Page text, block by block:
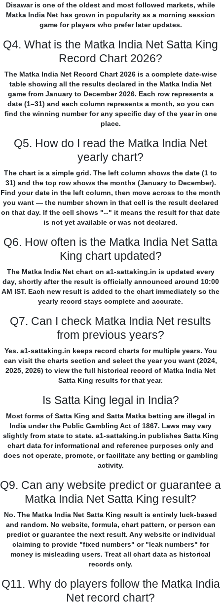
Disawar is one of the oldest and most followed markets, while
Matka India Net has grown in popularity as a morning session
game for players who prefer later updates.
Q4. What is the Matka India Net Satta King
Record Chart 2026?
The Matka India Net Record Chart 2026 is a complete date-wise
table showing all the results declared in the Matka India Net
game from January to December 2026. Each row represents a
date (1–31) and each column represents a month, so you can
find the winning number for any specific day of the year in one
place.
Q5. How do I read the Matka India Net
yearly chart?
The chart is a simple grid. The left column shows the date (1 to
31) and the top row shows the months (January to December).
Find your date in the left column, then move across to the month
you want — the number shown in that cell is the result declared
on that day. If the cell shows "--" it means the result for that date
is not yet available or was not declared.
Q6. How often is the Matka India Net Satta
King chart updated?
The Matka India Net chart on a1-sattaking.in is updated every
day, shortly after the result is officially announced around 10:00
AM IST. Each new result is added to the chart immediately so the
yearly record stays complete and accurate.
Q7. Can I check Matka India Net results
from previous years?
Yes. a1-sattaking.in keeps record charts for multiple years. You
can visit the charts section and select the year you want (2024,
2025, 2026) to view the full historical record of Matka India Net
Satta King results for that year.
Is Satta King legal in India?
Most forms of Satta King and Satta Matka betting are illegal in
India under the Public Gambling Act of 1867. Laws may vary
slightly from state to state. a1-sattaking.in publishes Satta King
chart data for informational and reference purposes only and
does not operate, promote, or facilitate any betting or gambling
activity.
Q9. Can any website predict or guarantee a
Matka India Net Satta King result?
No. The Matka India Net Satta King result is entirely luck-based
and random. No website, formula, chart pattern, or person can
predict or guarantee the next result. Any website or individual
claiming to provide "fixed numbers" or "leak numbers" for
money is misleading users. Treat all chart data as historical
records only.
Q11. Why do players follow the Matka India
Net record chart?